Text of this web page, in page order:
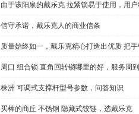
由于该阳泉的戴乐克 拉紧锁易于使用，用
信守承诺，戴乐克人的商业信条
质量始终如一，戴乐克精心打造出优质 把
周口 组合锁 直角回转锁哪里的好，服务周到
株洲 可调式支撑杆型号参数，问答知识
买棒的商丘 不锈钢 隐藏式铰链，选戴乐克